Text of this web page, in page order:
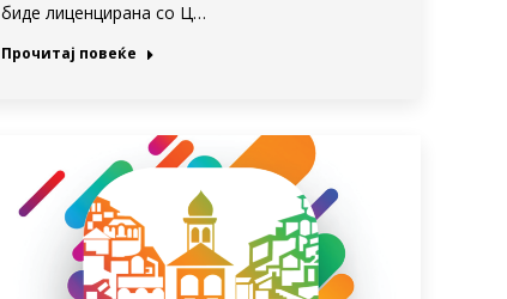
биде лиценцирана со Ц…
Прочитај повеќе